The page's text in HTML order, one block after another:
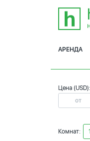
АРЕНДА
Цена (USD):
Комнат: 1